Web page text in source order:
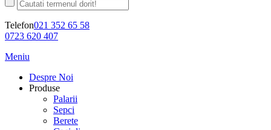
Telefon021 352 65 58
0723 620 407
Meniu
Despre Noi
Produse
Palarii
Sepci
Berete